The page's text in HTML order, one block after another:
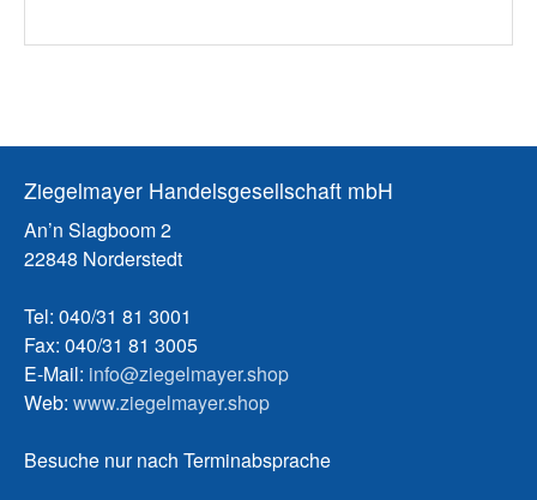
Ziegelmayer Handelsgesellschaft mbH
An’n Slagboom 2
22848 Norderstedt
Tel: 040/31 81 3001
Fax: 040/31 81 3005
E-Mail: info@ziegelmayer.shop
Web: www.ziegelmayer.shop
Besuche nur nach Terminabsprache